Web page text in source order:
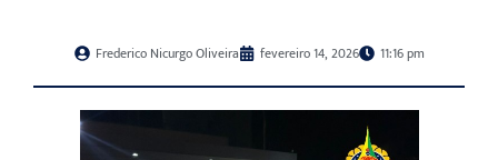
Frederico Nicurgo Oliveira fevereiro 14, 2026 11:16 pm